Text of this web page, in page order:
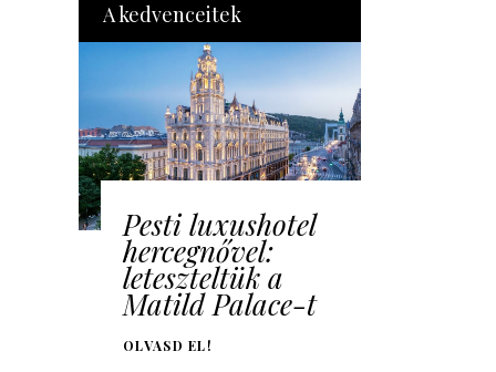
A kedvenceitek
Pesti luxushotel
hercegnővel:
leteszteltük a
Matild Palace-t
OLVASD EL!